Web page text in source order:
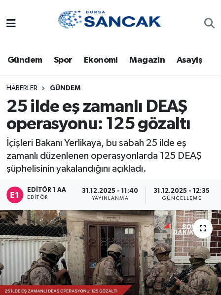
Gündem Spor Ekonomi Magazin Asayiş
HABERLER GÜNDEM
25 ilde eş zamanlı DEAŞ
operasyonu: 125 gözaltı
İçişleri Bakanı Yerlikaya, bu sabah 25 ilde eş
zamanlı düzenlenen operasyonlarda 125 DEAŞ
şüphelisinin yakalandığını açıkladı.
EDITÖR 1 AA
EDITÖR
31.12.2025 - 11:40
YAYINLANMA
31.12.2025 - 12:35
GÜNCELLEME
Bursa
Dünya
Eğitim
Ekonomi
Genel
Gündem
Magazin
Sağlık
Siyaset
Spor
Trafik Durumu
Süper Lig Puan Durumu ve Fikstür
Tüm Manşetler
Son Dakika Haberleri
Haber Arşivi